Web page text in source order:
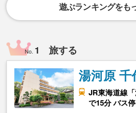
遊ぶランキングをも
No. 1 旅する
湯河原 千
JR東海道線
で15分 バス